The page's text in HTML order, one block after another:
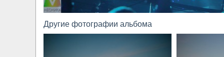
Другие фотографии альбома